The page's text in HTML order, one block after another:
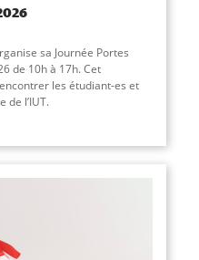
sa Journée Portes
de 10h à 17h. Cet
les étudiant-es et
de l’IUT.